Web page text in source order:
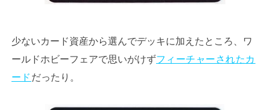
少ないカード資産から選んでデッキに加えたところ、ワ
ールドホビーフェアで思いがけずフィーチャーされたカ
ード だったり。